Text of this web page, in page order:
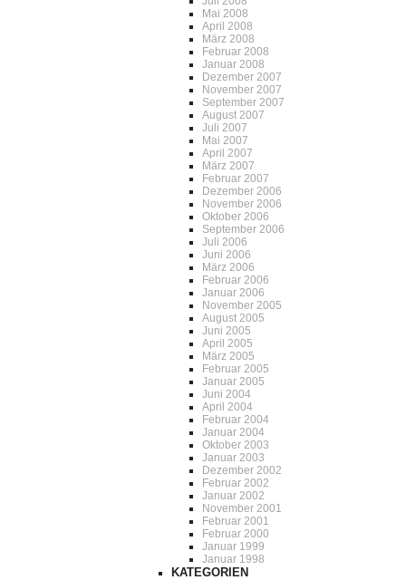
Mai 2008
April 2008
März 2008
Februar 2008
Januar 2008
Dezember 2007
November 2007
September 2007
August 2007
Juli 2007
Mai 2007
April 2007
März 2007
Februar 2007
Dezember 2006
November 2006
Oktober 2006
September 2006
Juli 2006
Juni 2006
März 2006
Februar 2006
Januar 2006
November 2005
August 2005
Juni 2005
April 2005
März 2005
Februar 2005
Januar 2005
Juni 2004
April 2004
Februar 2004
Januar 2004
Oktober 2003
Januar 2003
Dezember 2002
Februar 2002
Januar 2002
November 2001
Februar 2001
Februar 2000
Januar 1999
Januar 1998
KATEGORIEN